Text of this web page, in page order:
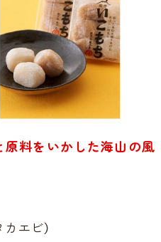
原料をいかした海山の風
エビ）